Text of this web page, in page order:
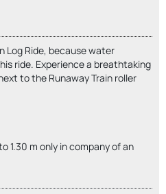
Log Ride, because water
ride. Experience a breathtaking
to the Runaway Train roller
1.30 m only in company of an